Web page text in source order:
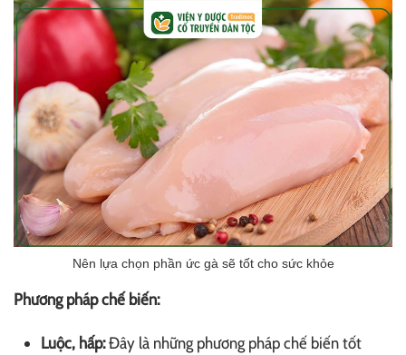
Nên lựa chọn phần ức gà sẽ tốt cho sức khỏe
Phương pháp chế biến:
Luộc, hấp:Đây là những phương pháp chế biến tốt